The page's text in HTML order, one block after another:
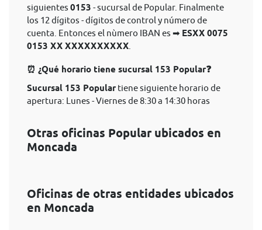
siguientes 0153 - sucursal de Popular. Finalmente
los 12 dígitos - dígitos de control y número de
cuenta. Entonces el nùmero IBAN es ➡ ESXX 0075
0153 XX XXXXXXXXXX
⏰ ¿Qué horario tiene sucursal 153 Popular❓
Sucursal 153 Popular tiene siguiente horario de
apertura: Lunes - Viernes de 8:30 a 14:30 horas
Otras oficinas Popular ubicados en
Moncada
Oficinas de otras entidades ubicados
en Moncada